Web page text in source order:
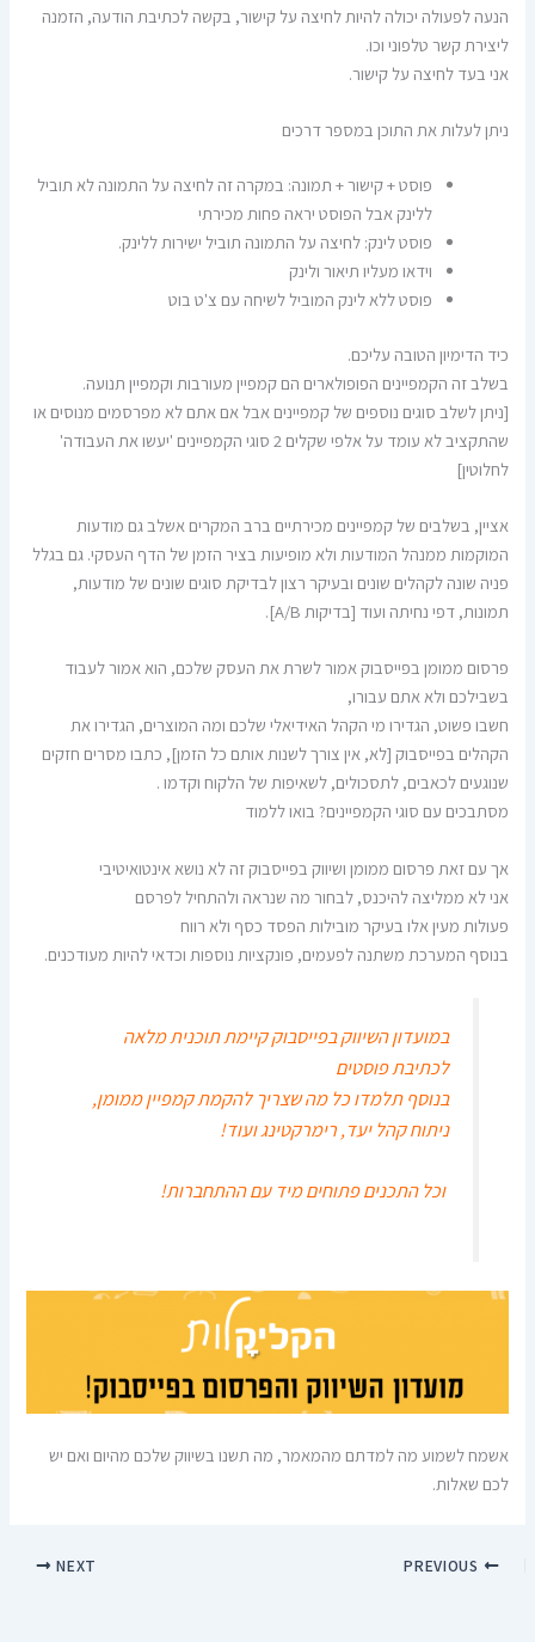
הנעה לפעולה יכולה להיות לחיצה על קישור, בקשה לכתיבת הודעה, הזמנה
ליצירת קשר טלפוני וכו.
אני בעד לחיצה על קישור.
ניתן לעלות את התוכן במספר דרכים
פוסט + קישור + תמונה: במקרה זה לחיצה על התמונה לא תוביל
ללינק אבל הפוסט יראה פחות מכירתי
פוסט לינק: לחיצה על התמונה תוביל ישירות ללינק.
וידאו מעליו תיאור ולינק
פוסט ללא לינק המוביל לשיחה עם צ'ט בוט
כיד הדימיון הטובה עליכם.
בשלב זה הקמפיינים הפופולארים הם קמפיין מעורבות וקמפיין תנועה.
[ניתן לשלב סוגים נוספים של קמפיינים אבל אם אתם לא מפרסמים מנוסים או
שהתקציב לא עומד על אלפי שקלים 2 סוגי הקמפיינים 'יעשו את העבודה'
לחלוטין]
אציין, בשלבים של קמפיינים מכירתיים ברב המקרים אשלב גם מודעות
המוקמות ממנהל המודעות ולא מופיעות בציר הזמן של הדף העסקי. גם בגלל
פניה שונה לקהלים שונים ובעיקר רצון לבדיקת סוגים שונים של מודעות,
תמונות, דפי נחיתה ועוד [בדיקות A/B].
פרסום ממומן בפייסבוק אמור לשרת את העסק שלכם, הוא אמור לעבוד
בשבילכם ולא אתם עבורו,
חשבו פשוט, הגדירו מי הקהל האידיאלי שלכם ומה המוצרים, הגדירו את
הקהלים בפייסבוק [לא, אין צורך לשנות אותם כל הזמן], כתבו מסרים חזקים
שנוגעים לכאבים, לתסכולים, לשאיפות של הלקוח וקדמו .
מסתבכים עם סוגי הקמפיינים? בואו ללמוד
אך עם זאת פרסום ממומן ושיווק בפייסבוק זה לא נושא אינטואיטיבי
אני לא ממליצה להיכנס, לבחור מה שנראה ולהתחיל לפרסם
פעולות מעין אלו בעיקר מובילות הפסד כסף ולא רווח
בנוסף המערכת משתנה לפעמים, פונקציות נוספות וכדאי להיות מעודכנים.
במועדון השיווק בפייסבוק קיימת תוכנית מלאה
לכתיבת פוסטים
בנוסף תלמדו כל מה שצריך להקמת קמפיין ממומן,
ניתוח קהל יעד, רימרקטינג ועוד!
וכל התכנים פתוחים מיד עם ההתחברות!
אשמח לשמוע מה למדתם מהמאמר, מה תשנו בשיווק שלכם מהיום ואם יש
לכם שאלות.
NEXT